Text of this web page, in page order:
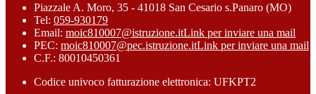
Piazzale A. Moro, 35 - 41018 San Cesario s.Panaro (MO)
Tel: 059-930179
Email: moic810007@istruzione.itLink per inviare una mail
PEC: moic810007@pec.istruzione.itLink per inviare una mail
C.F.: 80010450361
Codice univoco fatturazione elettronica: UFKPT2